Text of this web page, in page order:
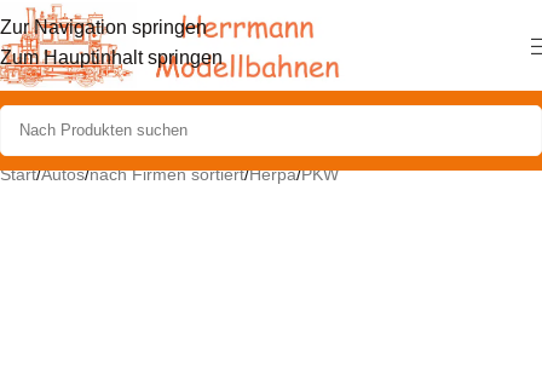
Zur Navigation springen
Zum Hauptinhalt springen
Start/Autos/nach Firmen sortiert/Herpa/PKW